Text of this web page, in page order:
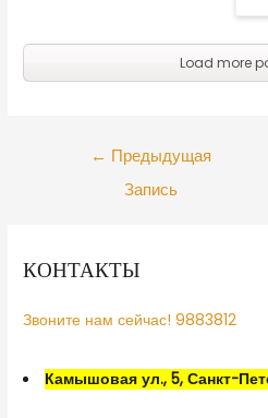
Load more
← Предыдущая
Запись
КОНТАКТЫ
Звоните нам сейчас! 9883812
Камышовая ул., 5, Санкт-